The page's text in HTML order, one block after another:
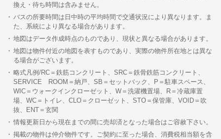
換え・待ち時間は含みません。
バスの所要時間は日中時の平均時間で交通状況により異なります。ま
た、系統により異なる場合があります。
地図はデータ作成時点のものであり、現状と異なる場合があります。
地図は物件付近の地図を表すものであり、実際の物件所在地とは異な
る場合がございます。
略式凡例/RC＝鉄筋コンクリート、SRC＝鉄骨鉄筋コンクリート、
SERVICE ROOM＝納戸、SB＝セットバック、P＝駐車スペース、
WIC＝ウォークインクローゼット、W＝洗濯機置場、R＝冷蔵庫置
場、WC＝トイレ、CLO＝クローゼット、STO＝保管庫、VOID＝吹
抜、ENT＝玄関
情報更新日から現在までの間に売却済となった場合はご容赦下さい。
掲載の物件は仲介物件です。ご契約に至った場合、消費税相当額を含